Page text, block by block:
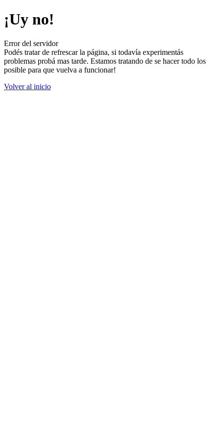
¡Uy no!
Error del servidor
Podés tratar de refrescar la página, si todavía experimentás
problemas probá mas tarde. Estamos tratando de se hacer todo los
posible para que vuelva a funcionar!
Volver al inicio